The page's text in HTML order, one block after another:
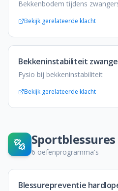
Bekkenbodem tijdens
Bekijk gerelateerde klacht
Bekkeninstabiliteit
Fysio bij bekkeninstabiliteit
Bekijk gerelateerde klacht
6 oefenprogramma's
Blessurepreventie